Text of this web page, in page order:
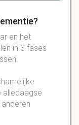
en het
in 3 fases
alledaagse